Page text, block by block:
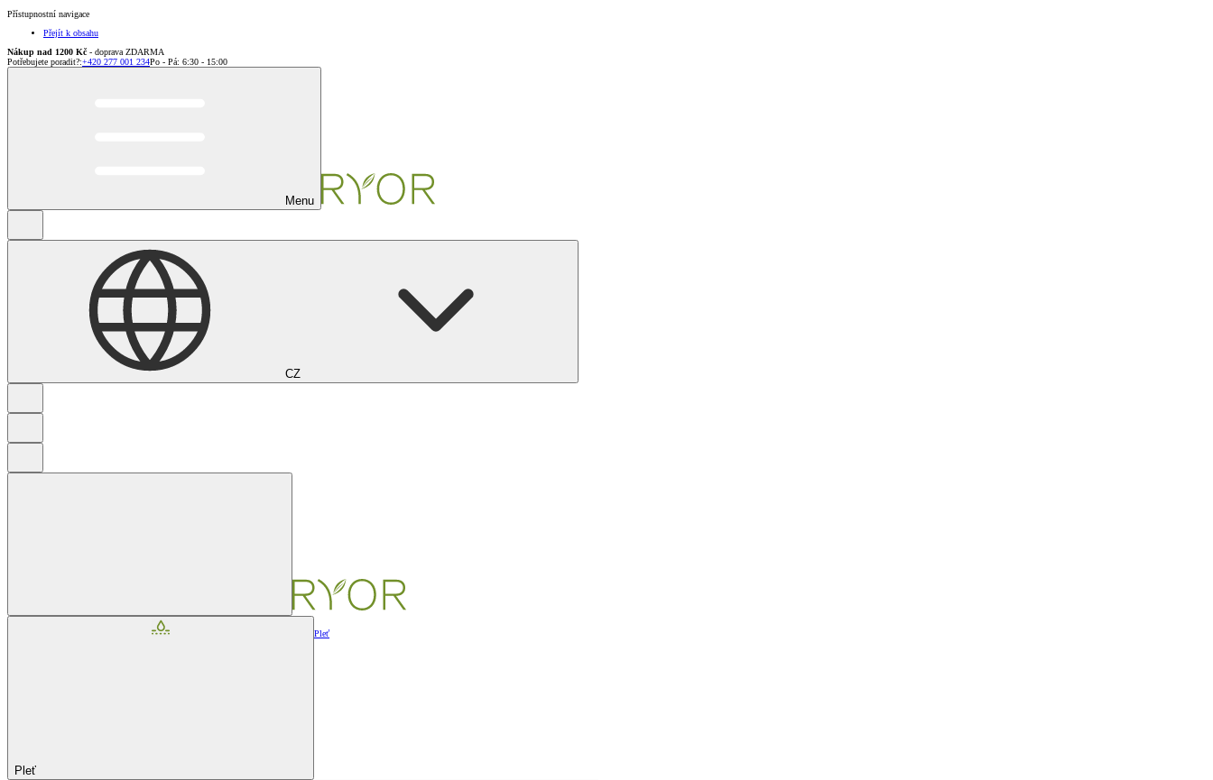
Přístupnostní navigace
Přejít k obsahu
Nákup nad 1200 Kč - doprava ZDARMA
Potřebujete poradit?:+420 277 001 234Po - Pá: 6:30 - 15:00
Menu
CZ
Pleť
Pleť